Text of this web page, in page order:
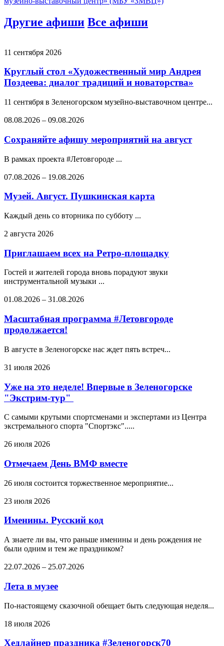
Другие афиши Все афиши
11 сентября 2026
Круглый стол «Художественный мир Андрея
Поздеева: диалог традиций и новаторства»
11 сентября в Зеленогорском музейно-выставочном центре...
08.08.2026 – 09.08.2026
Сохраняйте афишу мероприятий на август
В рамках проекта #Летовгороде ...
07.08.2026 – 19.08.2026
Музей. Август. Пушкинская карта
Каждый день со вторника по субботу ...
2 августа 2026
Приглашаем всех на Ретро-площадку
Гостей и жителей города вновь порадуют звуки
инструментальной музыки ...
01.08.2026 – 31.08.2026
Масштабная программа #Летовгороде
продолжается!
В августе в Зеленогорске нас ждет пять встреч...
31 июля 2026
Уже на это неделе! Впервые в Зеленогорске
"Экстрим-тур"
С самыми крутыми спортсменами и экспертами из Центра
экстремального спорта "Спортэкс".....
26 июля 2026
Отмечаем День ВМФ вместе
26 июля состоится торжественное мероприятие...
23 июля 2026
Именины. Русский код
А знаете ли вы, что раньше именины и день рождения не
были одним и тем же праздником?
22.07.2026 – 25.07.2026
Лета в музее
По-настоящему сказочной обещает быть следующая неделя...
18 июля 2026
Хедлайнер праздника #Зеленогорск70